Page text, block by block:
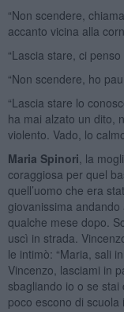
“Non scendere,
accanto vicina alla
“Lascia stare, ci
“Non scendere, ho
“Lascia stare lo
ha mai alzato un dito,
violento. Vado, lo
Maria Spinori , la
coraggiosa per quel
quell’uomo che era
giovanissima andando
qualche mese dopo.
uscì in strada.
le intimò: “Maria, sali
Vincenzo, lasciami in
sbagliando io o se
poco escono di